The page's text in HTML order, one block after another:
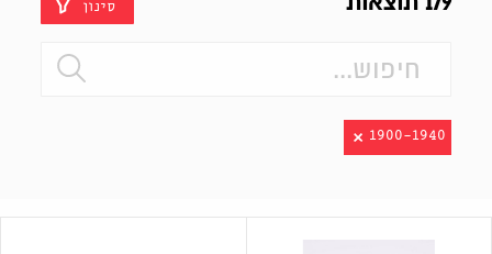
סינון
1900-1940